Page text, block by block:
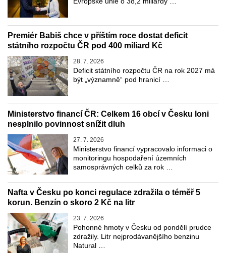
Premiér Babiš chce v příštím roce dostat deficit
státního rozpočtu ČR pod 400 miliard Kč
28. 7. 2026
Deficit státního rozpočtu ČR na rok 2027 má
být „významně“ pod hranicí …
Ministerstvo financí ČR: Celkem 16 obcí v Česku loni
nesplnilo povinnost snížit dluh
27. 7. 2026
Ministerstvo financí vypracovalo informaci o
monitoringu hospodaření územních
samosprávných celků za rok …
Nafta v Česku po konci regulace zdražila o téměř 5
korun. Benzín o skoro 2 Kč na litr
23. 7. 2026
Pohonné hmoty v Česku od pondělí prudce
zdražily. Litr nejprodávanějšího benzinu
Natural …